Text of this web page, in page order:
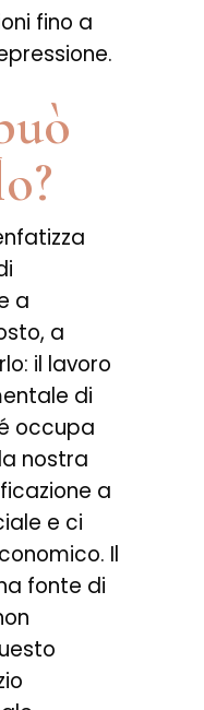
fino a
a
a
il lavoro
di
occupa
nostra
a
e ci
Il
fonte di